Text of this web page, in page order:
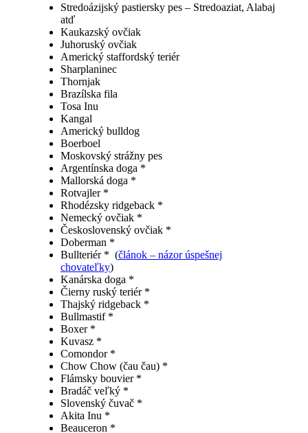
Stredoázijský pastiersky pes – Stredoaziat, Alabaj
atď
Kaukazský ovčiak
Juhoruský ovčiak
Americký staffordský teriér
Sharplaninec
Thornjak
Brazílska fila
Tosa Inu
Kangal
Americký bulldog
Boerboel
Moskovský strážny pes
Argentínska doga *
Mallorská doga *
Rotvajler *
Rhodézsky ridgeback *
Nemecký ovčiak *
Československý ovčiak *
Doberman *
Bullteriér * (článok – názor úspešnej
chovateľky)
Kanárska doga *
Čierny ruský teriér *
Thajský ridgeback *
Bullmastif *
Boxer *
Kuvasz *
Comondor *
Chow Chow (čau čau) *
Flámsky bouvier *
Bradáč veľký *
Slovenský čuvač *
Akita Inu *
Beauceron *